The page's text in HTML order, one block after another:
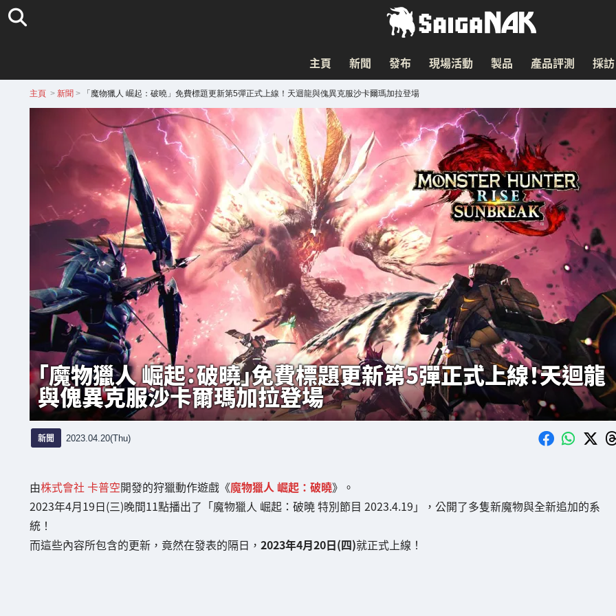
主頁 新聞 發布 現場活動 製品 產品評測 採訪
主頁 > 新聞 > 「魔物獵人 崛起：破曉」免費標題更新第5彈正式上線！天迴龍與傀異克服沙卡爾瑪加拉登場
「魔物獵人 崛起：破曉」免費標題更新第5彈正式上線！天迴龍
與傀異克服沙卡爾瑪加拉登場
新聞 2023.04.20(Thu)
由株式會社 卡普空開發的狩獵動作遊戲《魔物獵人 崛起：破曉》。
2023年4月19日(三)晚間11點播出了「魔物獵人 崛起：破曉 特別節目 2023.4.19」，公開了多隻新魔物與全新追加的系
統！
而這些內容所包含的更新，竟然在發表的隔日， 2023年4月20日(四)就正式上線！